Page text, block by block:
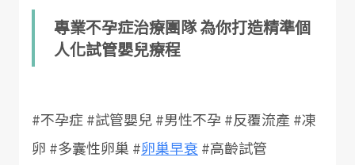
專業不孕症治療團隊 為你打造精準個
人化試管嬰兒療程
#不孕症 #試管嬰兒 #男性不孕 #反覆流產 #凍
卵 #多囊性卵巢 #卵巢早衰 #高齡試管